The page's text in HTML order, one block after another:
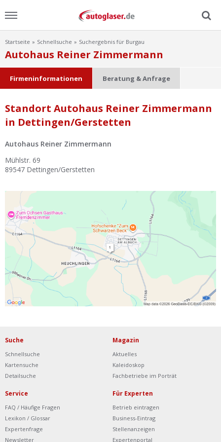
Menu
Home
Ratgeber
Scheibensuche
FAQ
Lexikon
Ist Ihre Werkstatt schon dabei?
Kostenlos eintragen
Werkstatt Login
Startseite Schnellsuche Suchergebnis für Burgau
Autohaus Reiner Zimmermann
Firmeninformationen Beratung & Anfrage
Standort Autohaus Reiner Zimmermann
in Dettingen/Gerstetten
Autohaus Reiner Zimmermann
Mühlstr. 69
89547 Dettingen/Gerstetten
Suche
Schnellsuche
Kartensuche
Detailsuche
Magazin
Aktuelles
Kaleidoskop
Fachbetriebe im Porträt
Service
FAQ / Häufige Fragen
Lexikon / Glossar
Expertenfrage
Newsletter
Für Experten
Betrieb eintragen
Business-Eintrag
Stellenanzeigen
Expertenportal